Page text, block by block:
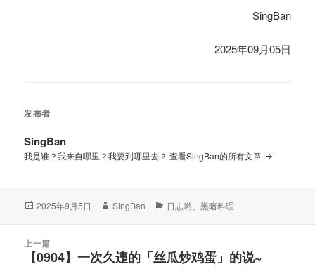
SingBan
2025年09月05日
发布者
SingBan
我是谁？我来自哪里？我要到哪里去？查看SingBan的所有文章
发
2025年9月5日
作
SingBan
分
日志哟 、黑暗料理
上一篇
上【0904】一次久违的「丝瓜炒鸡蛋」的说~